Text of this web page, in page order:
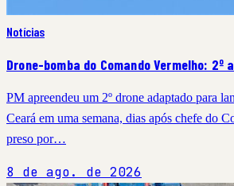
Notícias
Drone-bomba do Comando Vermelho: 2º
PM apreendeu um 2º drone adaptado para
Ceará em uma semana, dias após chefe do
preso por…
8 de ago. de 2026